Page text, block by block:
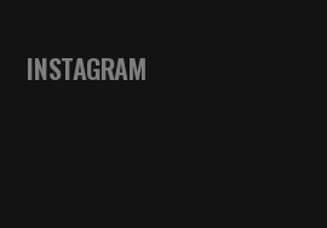
INSTAGRAM